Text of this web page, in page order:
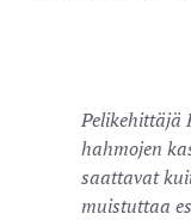
Pelikehittäjä
hahmojen
saattavat
muistuttaa